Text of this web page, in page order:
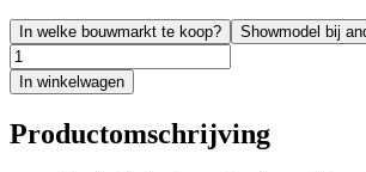
In welke bouwmarkt te koop? Showmodel bij
In winkelwagen
Productomschrijving